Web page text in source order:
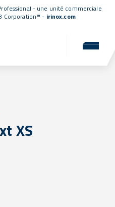
- une unité commerciale
Corporation™ - irinox.com
XS